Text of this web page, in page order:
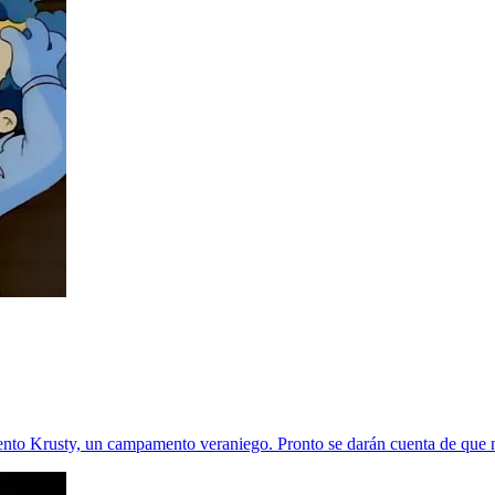
Krusty, un campamento veraniego. Pronto se darán cuenta de